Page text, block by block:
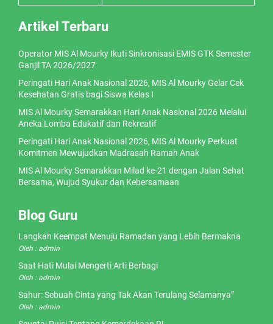
Artikel Terbaru
Operator MIS Al Mourky Ikuti Sinkronisasi EMIS GTK Semester
Ganjil TA 2026/2027
Peringati Hari Anak Nasional 2026, MIS Al Mourky Gelar Cek
Kesehatan Gratis bagi Siswa Kelas I
MIS Al Mourky Semarakkan Hari Anak Nasional 2026 Melalui
Aneka Lomba Edukatif dan Rekreatif
Peringati Hari Anak Nasional 2026, MIS Al Mourky Perkuat
Komitmen Mewujudkan Madrasah Ramah Anak
MIS Al Mourky Semarakkan Milad ke-21 dengan Jalan Sehat
Bersama, Wujud Syukur dan Kebersamaan
Blog Guru
Langkah Keempat Menuju Ramadan yang Lebih Bermakna
Oleh : admin
Saat Hati Mulai Mengerti Arti Berbagi
Oleh : admin
Sahur: Sebuah Cinta yang Tak Akan Terulang Selamanya”
Oleh : admin